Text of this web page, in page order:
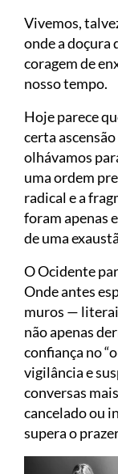
Vivemos,
onde a doçura
coragem de
nosso tempo.
Hoje parece
certa
olhávamos
uma ordem
radical e a
foram apenas
de uma
O Ocidente
Onde antes
muros —
não apenas
confiança no
vigilância e
conversas
cancelado ou
supera o